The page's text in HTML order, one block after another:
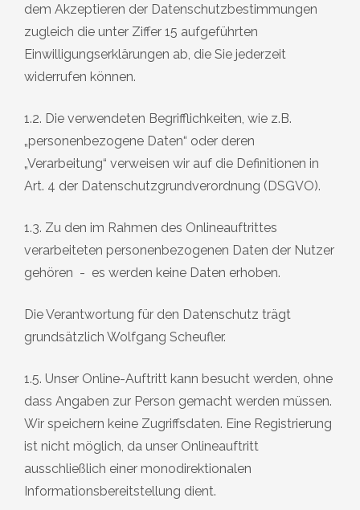
dem Akzeptieren der Datenschutzbestimmungen
zugleich die unter Ziffer 15 aufgeführten
Einwilligungserklärungen ab, die Sie jederzeit
widerrufen können.
1.2. Die verwendeten Begrifflichkeiten, wie z.B.
„personenbezogene Daten“ oder deren
„Verarbeitung“ verweisen wir auf die Definitionen in
Art. 4 der Datenschutzgrundverordnung (DSGVO).
1.3. Zu den im Rahmen des Onlineauftrittes
verarbeiteten personenbezogenen Daten der Nutzer
gehören - es werden keine Daten erhoben.
Die Verantwortung für den Datenschutz trägt
grundsätzlich Wolfgang Scheufler.
1.5. Unser Online-Auftritt kann besucht werden, ohne
dass Angaben zur Person gemacht werden müssen.
Wir speichern keine Zugriffsdaten. Eine Registrierung
ist nicht möglich, da unser Onlineauftritt
ausschließlich einer monodirektionalen
Informationsbereitstellung dient.